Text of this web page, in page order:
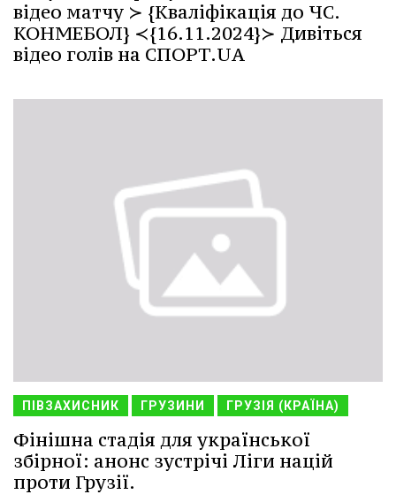
відео матчу ≻ {Кваліфікація до ЧС.
КОНМЕБОЛ} ≺{16.11.2024}≻ Дивіться
відео голів на СПОРТ.UA
ПІВЗАХИСНИК ГРУЗИНИ ГРУЗІЯ (КРАЇНА)
Фінішна стадія для української
збірної: анонс зустрічі Ліги націй
проти Грузії.